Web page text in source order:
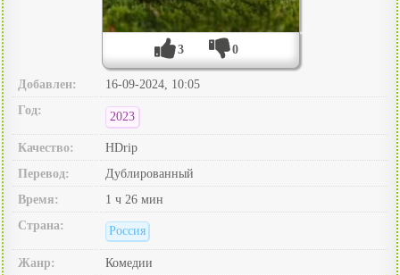
3 0
Добавлен:
16-09-2024, 10:05
Год:
2023
Качество:
HDrip
Перевод:
Дублированный
Время:
1 ч 26 мин
Страна:
Россия
Жанр:
Комедии